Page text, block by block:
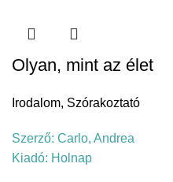
Olyan, mint az élet
Irodalom, Szórakoztató
Szerző: Carlo, Andrea
Kiadó: Holnap